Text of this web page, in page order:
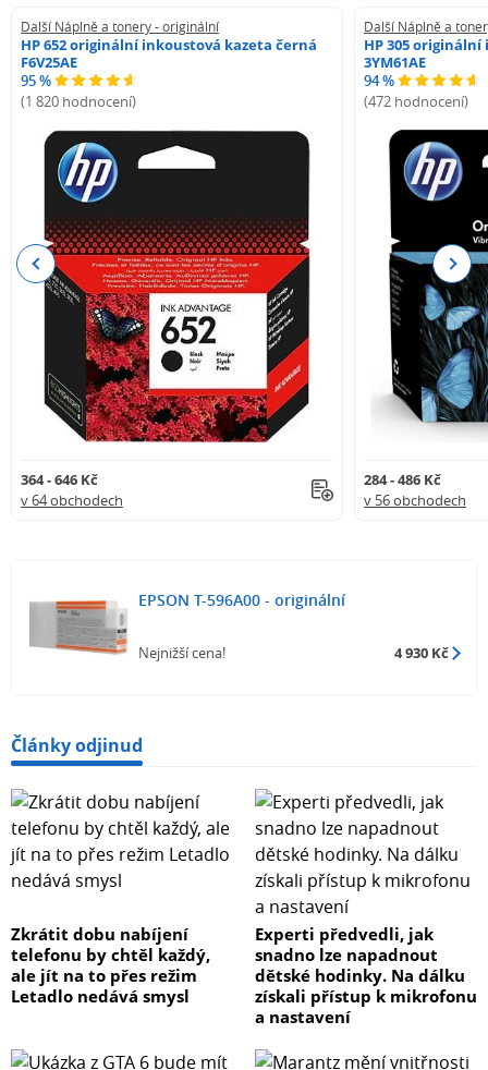
Další Náplně a tonery - originální
HP 652 originální inkoustová kazeta černá
F6V25AE
95 %
(1 820 hodnocení)
364 - 646 Kč
v 64 obchodech
Další Náplně a
HP 305
3YM61AE
94 %
(472 hodnocení)
284 - 486 Kč
v 56 obchodech
Previous Next
EPSON T-596A00 - originální
Nejnižší cena! 4 930 Kč
Články odjinud
Zkrátit dobu nabíjení
telefonu by chtěl každý,
ale jít na to přes režim
Letadlo nedává smysl
Experti předvedli, jak
snadno lze napadnout
dětské hodinky. Na dálku
získali přístup k mikrofonu
a nastavení